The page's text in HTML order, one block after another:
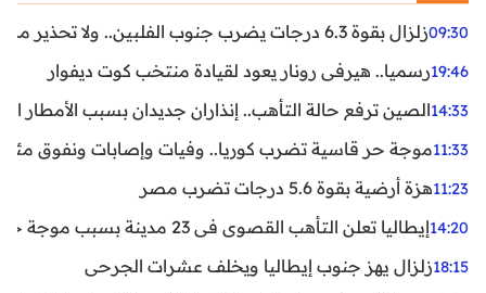
09:30زلزال بقوة 6.3 درجات يضرب جنوب الفلبين.. ولا تحذير من تسونامي حتى الآن
19:46رسميا.. هيرفي رونار يعود لقيادة منتخب كوت ديفوار
14:33الصين ترفع حالة التأهب.. إنذاران جديدان بسبب الأمطار
11:33موجة حر قاسية تضرب كوريا.. وفيات وإصابات ونفوق مئات
11:23هزة أرضية بقوة 5.6 درجات تضرب مصر
14:20إيطاليا تعلن التأهب القصوى في 23 مدينة بسبب موجة حر شديدة
18:15زلزال يهز جنوب إيطاليا ويخلف عشرات الجرحى